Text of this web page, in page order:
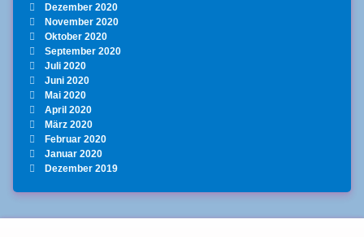
Dezember 2020
November 2020
Oktober 2020
September 2020
Juli 2020
Juni 2020
Mai 2020
April 2020
März 2020
Februar 2020
Januar 2020
Dezember 2019